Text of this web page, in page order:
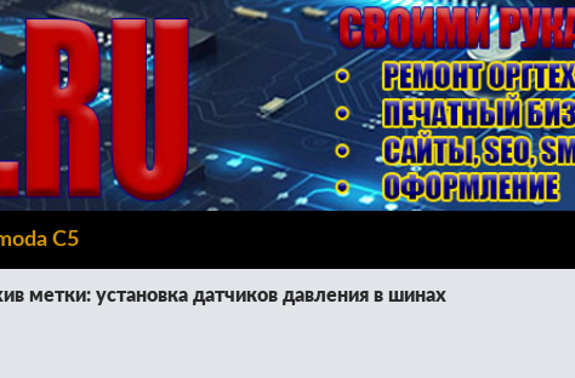
C5
метки: установка датчиков давления в шинах